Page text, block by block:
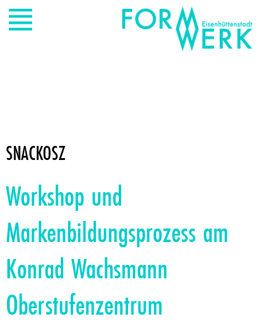
SNACKOSZ
Workshop und
Markenbildungsprozess am
Konrad Wachsmann
Oberstufenzentrum